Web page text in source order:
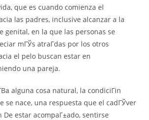
que es cuando comienza el
las padres, inclusive alcanzar a la
genital, en la que las personas se
mГЎs atraГ­das por los otros
el pelo buscan estar en
una pareja.
alguna cosa natural, la condiciГіn
se nace, una respuesta que el cadГЎver
De estar acompaГ±ado, sentirse